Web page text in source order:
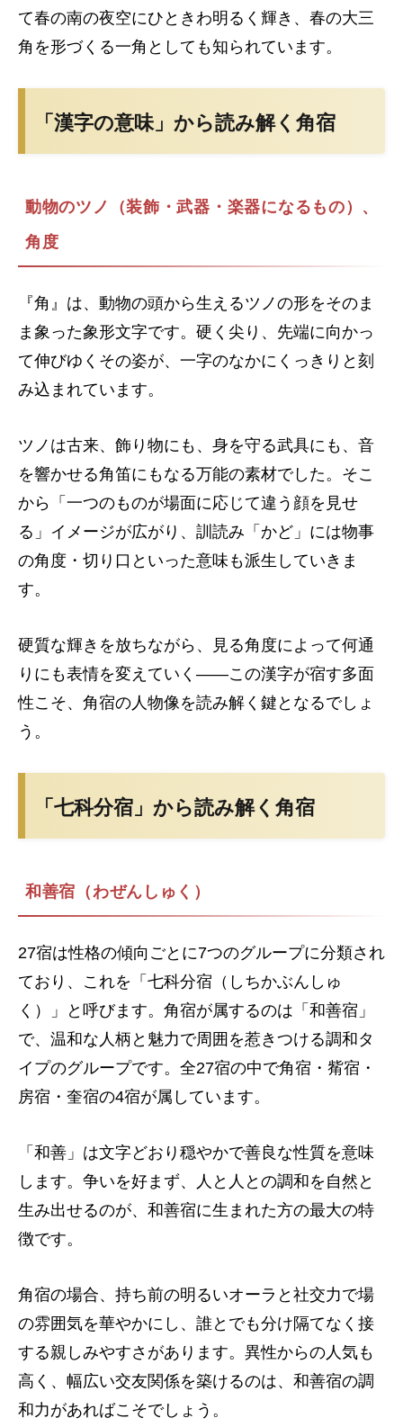
て春の南の夜空にひときわ明るく輝き、春の大三
角を形づくる一角としても知られています。
「漢字の意味」から読み解く角宿
動物のツノ（装飾・武器・楽器になるもの）、
角度
『角』は、動物の頭から生えるツノの形をそのま
ま象った象形文字です。硬く尖り、先端に向かっ
て伸びゆくその姿が、一字のなかにくっきりと刻
み込まれています。
ツノは古来、飾り物にも、身を守る武具にも、音
を響かせる角笛にもなる万能の素材でした。そこ
から「一つのものが場面に応じて違う顔を見せ
る」イメージが広がり、訓読み「かど」には物事
の角度・切り口といった意味も派生していきま
す。
硬質な輝きを放ちながら、見る角度によって何通
りにも表情を変えていく――この漢字が宿す多面
性こそ、角宿の人物像を読み解く鍵となるでしょ
う。
「七科分宿」から読み解く角宿
和善宿（わぜんしゅく）
27宿は性格の傾向ごとに7つのグループに分類され
ており、これを「七科分宿（しちかぶんしゅ
く）」と呼びます。角宿が属するのは「和善宿」
で、温和な人柄と魅力で周囲を惹きつける調和タ
イプのグループです。全27宿の中で角宿・觜宿・
房宿・奎宿の4宿が属しています。
「和善」は文字どおり穏やかで善良な性質を意味
します。争いを好まず、人と人との調和を自然と
生み出せるのが、和善宿に生まれた方の最大の特
徴です。
角宿の場合、持ち前の明るいオーラと社交力で場
の雰囲気を華やかにし、誰とでも分け隔てなく接
する親しみやすさがあります。異性からの人気も
高く、幅広い交友関係を築けるのは、和善宿の調
和力があればこそでしょう。